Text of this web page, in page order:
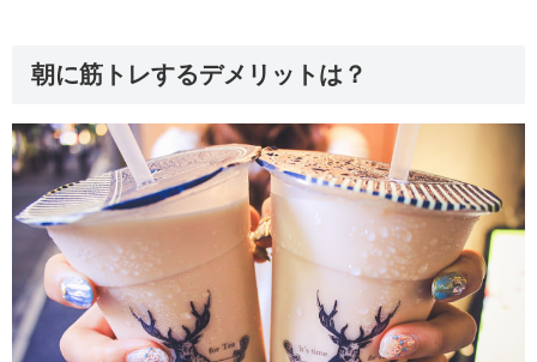
朝に筋トレするデメリットは？